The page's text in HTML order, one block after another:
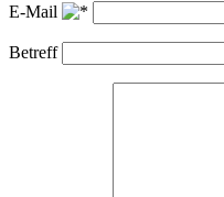
E-Mail
Betreff